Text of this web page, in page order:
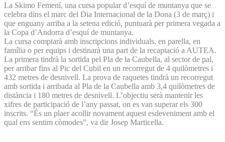
La Skimo Femení, una cursa popular d’esquí de muntanya que se
celebra dins el marc del Dia Internacional de la Dona (3 de març) i
que enguany arriba a la setena edició, puntuarà per primera vegada a
la Copa d’Andorra d’esquí de muntanya.
La cursa comptarà amb inscripcions individuals, en parella, en
família o per equips i destinarà una part de la recaptació a AUTEA.
La primera tindrà la sortida pel Pla de la Caubella, al sector de pal,
per arribar fins al Pic del Cubil en un recorregut de 4 quilòmetres i
432 metres de desnivell. La prova de raquetes tindrà un recorregut
amb sortida i arribada al Pla de la Caubella amb 3,4 quilòmetres de
distància i 180 metres de desnivell. L’objectiu serà mantenir les
xifres de participació de l’any passat, on es van superar els 300
inscrits. “És un plaer acollir novament aquest esdeveniment amb el
qual ens sentim còmodes”, va dir Josep Marticella.